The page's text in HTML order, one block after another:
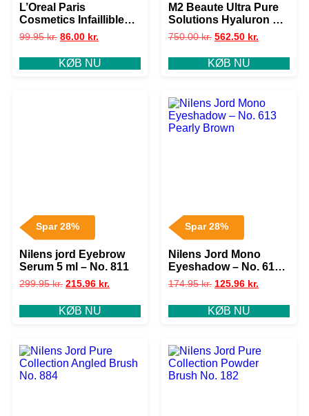
L’Oreal Paris
Cosmetics Infaillible
Grip 36H Gel
Automatic Eyeliner –
03 Taupe Grey
99.95kr. 86.00 kr.
KØB NU
M2 Beaute Ultra Pure
Solutions Hyaluron &
Collagen Facial Nano
Spray 75 ml
750.00kr. 562.50 kr.
KØB NU
Spar 28%
Nilens jord Eyebrow
Serum 5 ml – No. 811
299.95kr. 215.96 kr.
KØB NU
Spar 28%
Nilens Jord Mono
Eyeshadow – No. 613
Pearly Brown
174.95kr. 125.96 kr.
KØB NU